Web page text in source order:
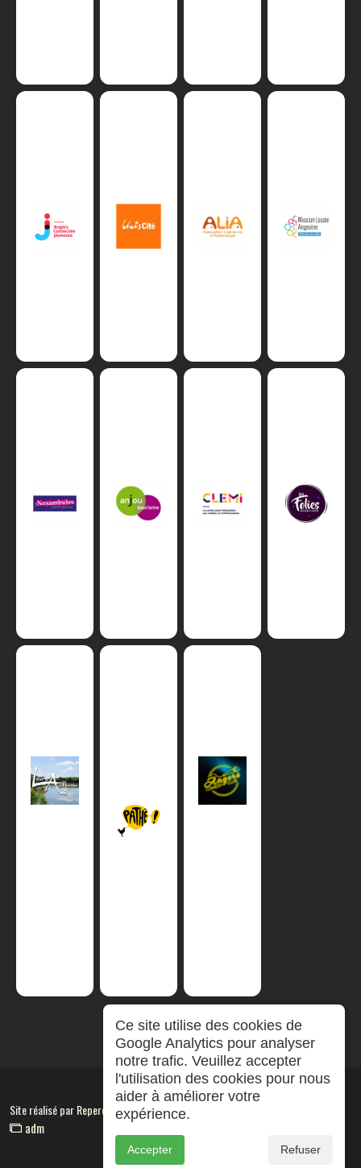
Site réalisé parRepereCom
adm
Ce site utilise des cookies de
Google Analytics pour analyser
notre trafic. Veuillez accepter
l'utilisation des cookies pour nous
aider à améliorer votre
expérience.
Accepter Refuser